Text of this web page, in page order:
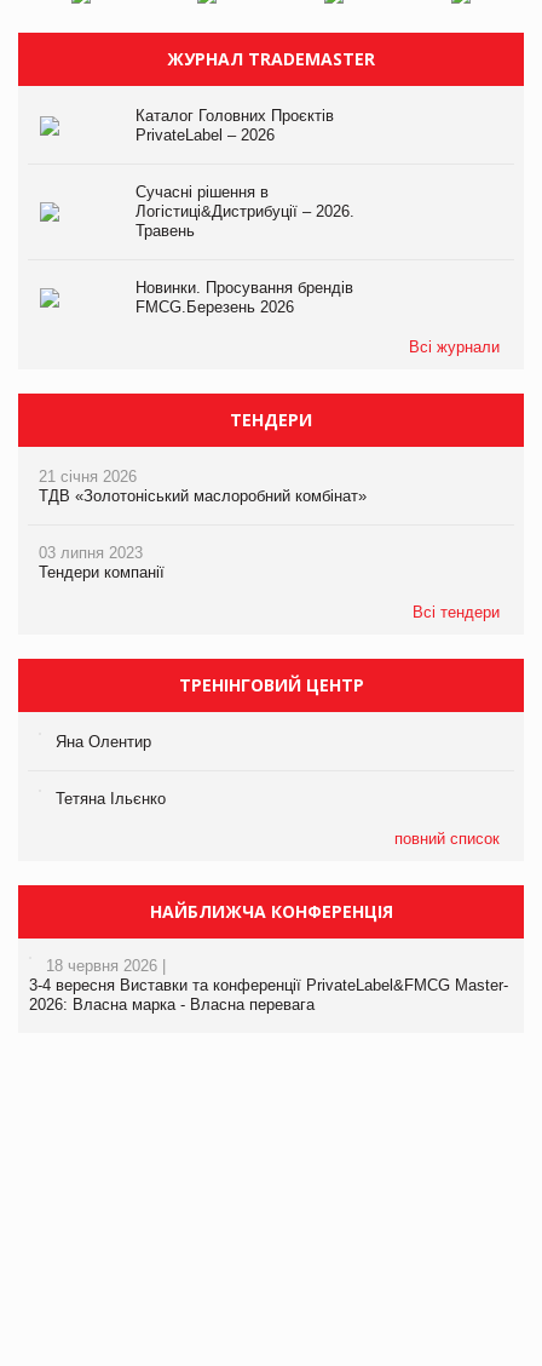
ЖУРНАЛ TRADEMASTER
Каталог Головних Проєктів
PrivateLabel – 2026
Сучасні рішення в
Логістиці&Дистрибуції – 2026.
Травень
Новинки. Просування брендів
FMCG.Березень 2026
Всі журнали
ТЕНДЕРИ
21 січня 2026
ТДВ «Золотоніський маслоробний комбінат»
03 липня 2023
Тендери компанії
Всі тендери
ТРЕНІНГОВИЙ ЦЕНТР
Яна Олентир
Тетяна Ільєнко
повний список
НАЙБЛИЖЧА КОНФЕРЕНЦІЯ
18 червня 2026 |
3-4 вересня Виставки та конференції PrivateLabel&FMCG Master-
2026: Власна марка - Власна перевага